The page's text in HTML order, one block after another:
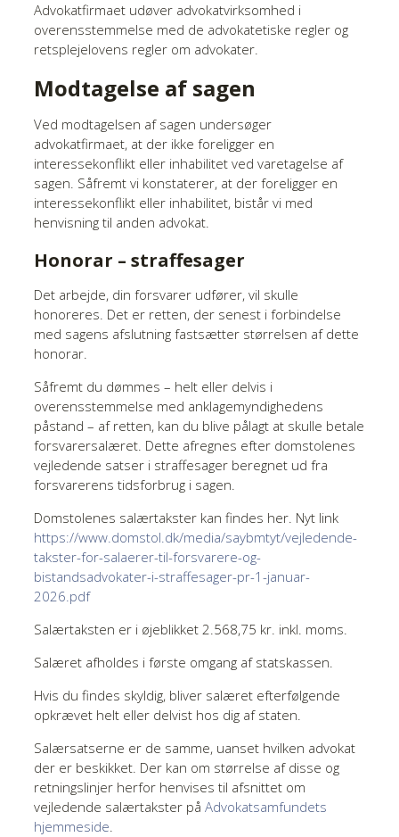
Advokatfirmaet udøver advokatvirksomhed i
overensstemmelse med de advokatetiske regler og
retsplejelovens regler om advokater.
Modtagelse af sagen
Ved modtagelsen af sagen undersøger
advokatfirmaet, at der ikke foreligger en
interessekonflikt eller inhabilitet ved varetagelse af
sagen. Såfremt vi konstaterer, at der foreligger en
interessekonflikt eller inhabilitet, bistår vi med
henvisning til anden advokat.
Honorar – straffesager
Det arbejde, din forsvarer udfører, vil skulle
honoreres. Det er retten, der senest i forbindelse
med sagens afslutning fastsætter størrelsen af dette
honorar.
Såfremt du dømmes – helt eller delvis i
overensstemmelse med anklagemyndighedens
påstand – af retten, kan du blive pålagt at skulle betale
forsvarersalæret. Dette afregnes efter domstolenes
vejledende satser i straffesager beregnet ud fra
forsvarerens tidsforbrug i sagen.
Domstolenes salærtakster kan findes her. Nyt link
https://www.domstol.dk/media/saybmtyt/vejledende-
takster-for-salaerer-til-forsvarere-og-
bistandsadvokater-i-straffesager-pr-1-januar-
2026.pdf
Salærtaksten er i øjeblikket 2.568,75 kr. inkl. moms.
Salæret afholdes i første omgang af statskassen.
Hvis du findes skyldig, bliver salæret efterfølgende
opkrævet helt eller delvist hos dig af staten.
Salærsatserne er de samme, uanset hvilken advokat
der er beskikket. Der kan om størrelse af disse og
retningslinjer herfor henvises til afsnittet om
vejledende salærtakster på Advokatsamfundets
hjemmeside.